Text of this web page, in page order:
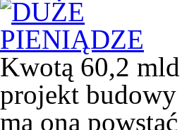
Kwotą 60,2
projekt
ma ona